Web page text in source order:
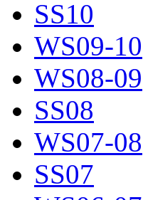
SS10
WS09-10
WS08-09
SS08
WS07-08
SS07